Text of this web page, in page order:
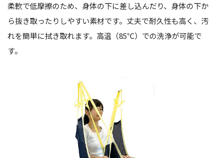
柔軟で低摩擦のため、身体の下に差し込んだり、身体の下か
ら抜き取ったりしやすい素材です。丈夫で耐久性も高く、汚
れを簡単に拭き取れます。高温（85℃）での洗浄が可能で
す。